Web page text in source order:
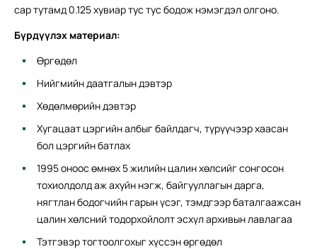
сар тутамд 0.125 хувиар тус тус бодож нэмэгдэл олгоно.
Бүрдүүлэх материал:
Өргөдөл
Нийгмийн даатгалын дэвтэр
Хөдөлмөрийн дэвтэр
Хугацаат цэргийн албыг байлдагч, түрүүчээр хаасан
бол цэргийн батлах
1995 оноос өмнөх 5 жилийн цалин хөлсийг сонгосон
тохиолдолд аж ахуйн нэгж, байгууллагын дарга,
нягтлан бодогчийн гарын үсэг, тэмдгээр баталгаажсан
цалин хөлсний тодорхойлолт эсхүл архивын лавлагаа
Тэтгэвэр тогтоолгохыг хүссэн өргөдөл